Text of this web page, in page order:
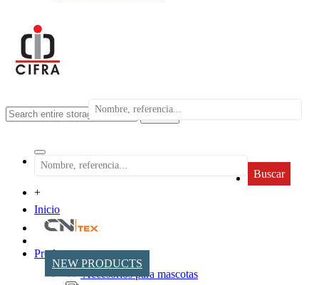
search
Buscar
+
Inicio
NEW PRODUCTS
Productos
Accesorios para mascotas